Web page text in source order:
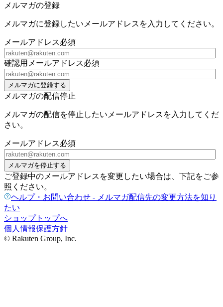
メルマガの登録
メルマガに登録したいメールアドレスを入力してください。
メールアドレス必須
確認用メールアドレス必須
メルマガに登録する
メルマガの配信停止
メルマガの配信を停止したいメールアドレスを入力してくだ
さい。
メールアドレス必須
メルマガを停止する
ご登録中のメールアドレスを変更したい場合は、下記をご参
照ください。
ヘルプ・お問い合わせ - メルマガ配信先の変更方法を知り
たい
ショップトップへ
個人情報保護方針
© Rakuten Group, Inc.